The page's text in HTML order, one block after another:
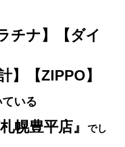
チナ】【ダイ
】【ZIPPO】
いる
幌豊平店』でし